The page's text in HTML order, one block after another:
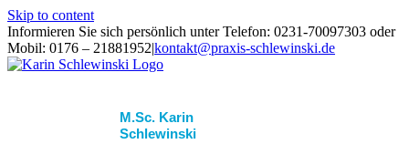
Skip to content
Informieren Sie sich persönlich unter Telefon: 0231-70097303 oder
Mobil: 0176 – 21881952|kontakt@praxis-schlewinski.de
M.Sc. Karin
Schlewinski